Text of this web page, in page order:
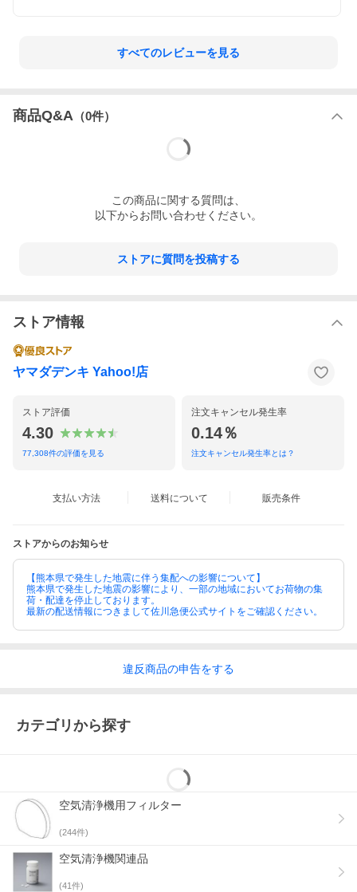
すべてのレビューを見る
商品Q&A （0件）
この商品に関する質問は、
以下からお問い合わせください。
ストアに質問を投稿する
ストア情報
ヤマダデンキ Yahoo!店
ストア評価
4.30
77,308件の評価を見る
注文キャンセル発生率
0.14％
注文キャンセル発生率とは？
支払い方法 送料について 販売条件
ストアからのお知らせ
【熊本県で発生した地震に伴う集配への影響について】
熊本県で発生した地震の影響により、一部の地域においてお荷物の集
荷・配達を停止しております。
最新の配送情報につきまして佐川急便公式サイトをご確認ください。
違反商品の申告をする
カテゴリから探す
空気清浄機用フィルター
(244件)
空気清浄機関連品
(41件)